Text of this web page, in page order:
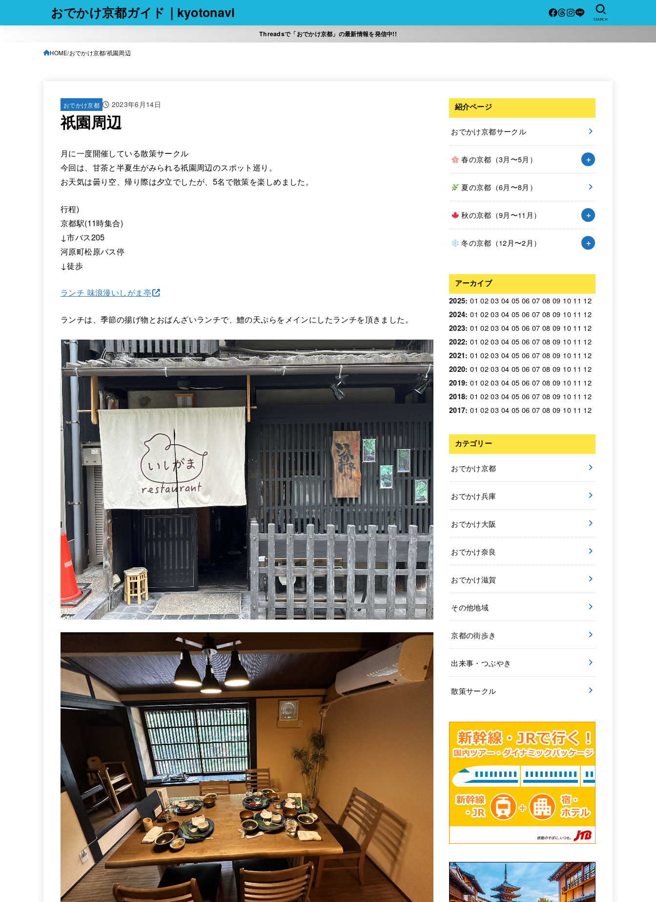
おでかけ京都ガイド｜kyotonavi SEARCH
Threadsで「おでかけ京都」の最新情報を発信中!!
HOME おでかけ京都 祇園周辺
おでかけ京都 2023年6月14日
祇園周辺
月に一度開催している散策サークル
今回は、甘茶と半夏生がみられる祇園周辺のスポット巡り。
お天気は曇り空、帰り際は夕立でしたが、5名で散策を楽しめました。
行程)
京都駅(11時集合)
↓市バス205
河原町松原バス停
↓徒歩
ランチ 味浪漫いしがま亭
ランチは、季節の揚げ物とおばんざいランチで、鱧の天ぷらをメインにしたランチを頂きました。
紹介ページ
おでかけ京都サークル
春の京都（3月〜5月）
夏の京都（6月〜8月）
秋の京都（9月〜11月）
冬の京都（12月〜2月）
アーカイブ
2025:01 02 03 04 05 06 07 08 09 10 11 12
2024:01 02 03 04 05 06 07 08 09 10 11 12
2023:01 02 03 04 05 06 07 08 09 10 11 12
2022:01 02 03 04 05 06 07 08 09 10 11 12
2021:01 02 03 04 05 06 07 08 09 10 11 12
2020:01 02 03 04 05 06 07 08 09 10 11 12
2019:01 02 03 04 05 06 07 08 09 10 11 12
2018:01 02 03 04 05 06 07 08 09 10 11 12
2017:01 02 03 04 05 06 07 08 09 10 11 12
カテゴリー
おでかけ京都
おでかけ兵庫
おでかけ大阪
おでかけ奈良
おでかけ滋賀
その他地域
京都の街歩き
出来事・つぶやき
散策サークル